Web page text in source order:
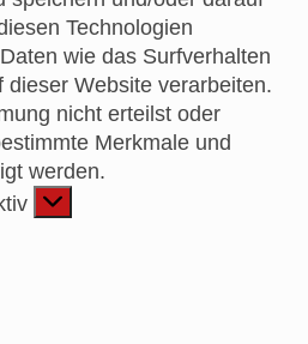
Technologien
wie das Surfverhalten
Website verarbeiten.
nicht erteilst oder
Merkmale und
werden.